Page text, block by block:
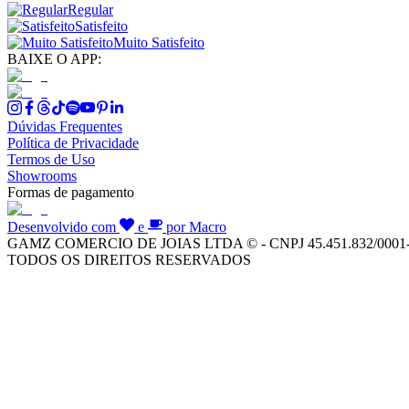
Regular
Satisfeito
Muito Satisfeito
BAIXE O APP:
Dúvidas Frequentes
Política de Privacidade
Termos de Uso
Showrooms
Formas de pagamento
Desenvolvido com e
por Macro
GAMZ COMERCIO DE JOIAS LTDA © - CNPJ 45.451.832/
TODOS OS DIREITOS RESERVADOS